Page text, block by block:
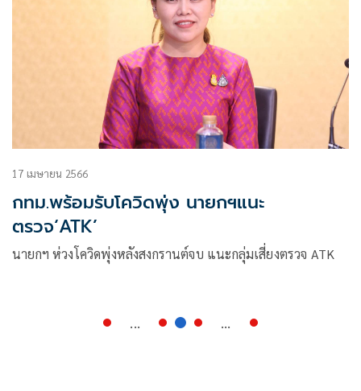
17 เมษายน 2566
กทม.พร้อมรับโควิดพุ่ง นายกฯแนะ
ตรวจ‘ATK’
นายกฯ ห่วงโควิดพุ่งหลังสงกรานต์จบ แนะกลุ่มเสี่ยงตรวจ ATK
... ...